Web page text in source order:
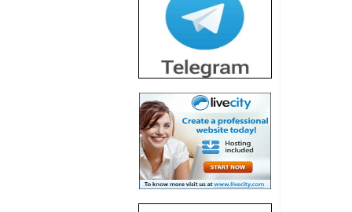
חשיפת מה שלא
רוצים שתדעו בעניין
פריסת אנלימיטד
(בניחוח בלתי נסבל) -
כאן
חשיפה: איוב קרא
אישר לקבוצת סלקום
בדיוק מה שביבי אישר
כאן
האם השר איוב קרא
היה צריך בכלל לחתום
על האישור, שנתן